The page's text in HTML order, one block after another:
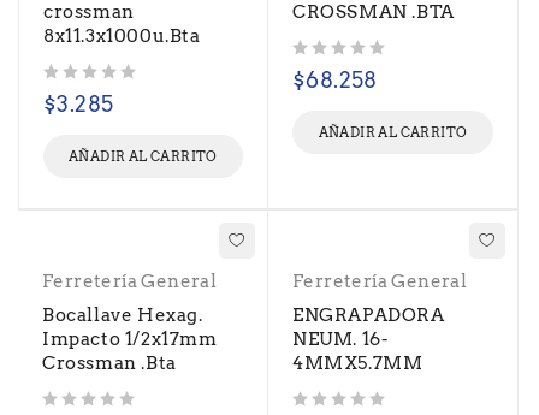
crossman
8x11.3x1000u.Bta
$3.285
AÑADIR AL CARRITO
CROSSMAN .BTA
$68.258
AÑADIR AL CARRITO
Ferretería General
Bocallave Hexag.
Impacto 1/2x17mm
Crossman .Bta
Ferretería General
ENGRAPADORA
NEUM. 16-
4MMX5.7MM